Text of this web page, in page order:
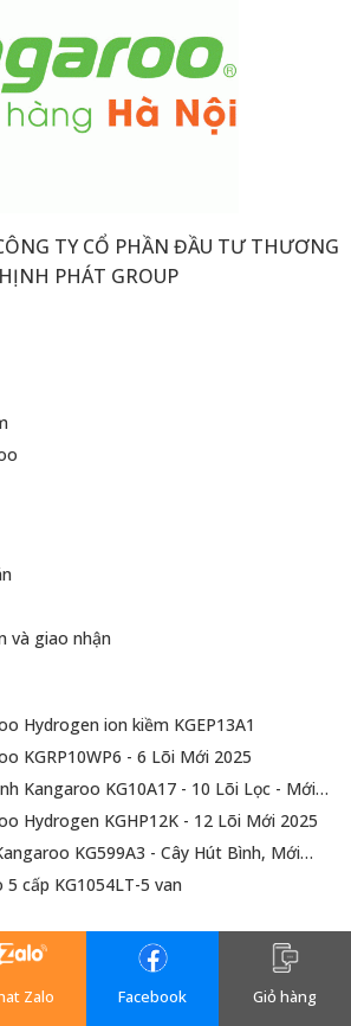
TY CỔ PHẦN ĐẦU TƯ THƯƠNG
PHÁT GROUP
và giao nhận
Hydrogen ion kiềm KGEP13A1
KGRP10WP6 - 6 Lõi Mới 2025
Kangaroo KG10A17 - 10 Lõi Lọc - Mới
Hydrogen KGHP12K - 12 Lõi Mới 2025
KG599A3 - Cây Hút Bình, Mới
cấp KG1054LT-5 van
Zalo Facebook Giỏ hàng